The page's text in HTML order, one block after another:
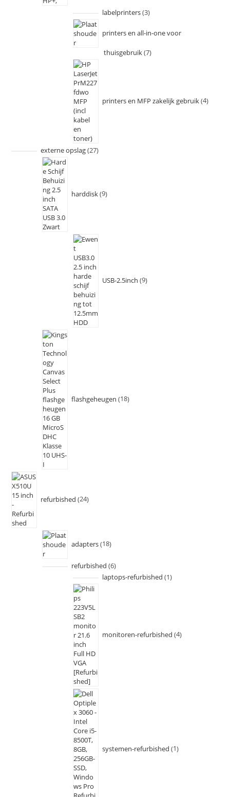
labelprinters 3
printers en all-in-one voor
thuisgebruik 7
printers en MFP zakelijk gebruik 4
externe opslag 27
harddisk 9
USB-2.5inch 9
flashgeheugen 18
refurbished 24
adapters 18
refurbished 6
laptops-refurbished 1
monitoren-refurbished 4
systemen-refurbished 1